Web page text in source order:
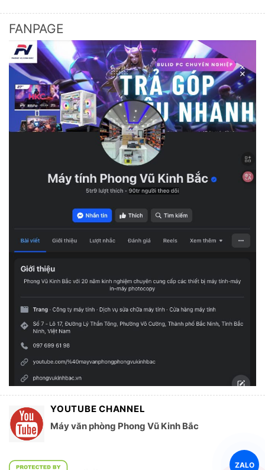
ZALO
FANPAGE
YOUTUBE CHANNEL
Máy văn phòng Phong Vũ Kinh Bắc